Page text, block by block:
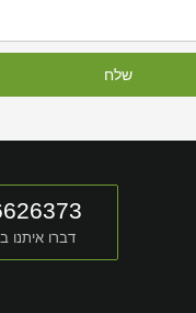
שלח
דברו איתנו